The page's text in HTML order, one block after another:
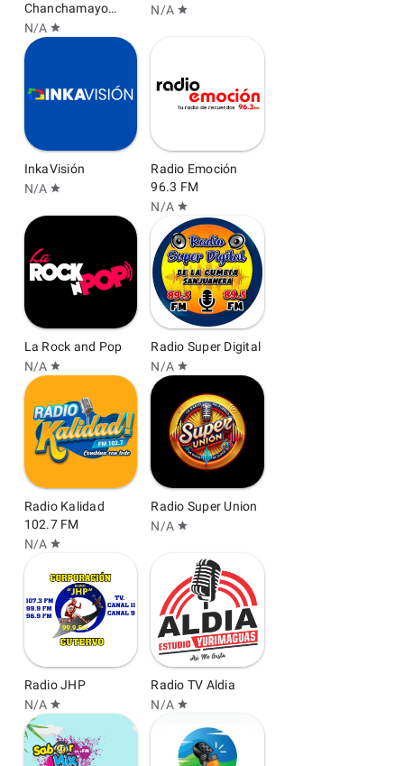
Chanchamayo
105.7 FM
N/A star
N/A star
InkaVisión
N/A star
Radio Emoción
96.3 FM
N/A star
La Rock and Pop
N/A star
Radio Super Digital
N/A star
Radio Kalidad
102.7 FM
N/A star
Radio Super Union
N/A star
Radio JHP
N/A star
Radio TV Aldia
N/A star